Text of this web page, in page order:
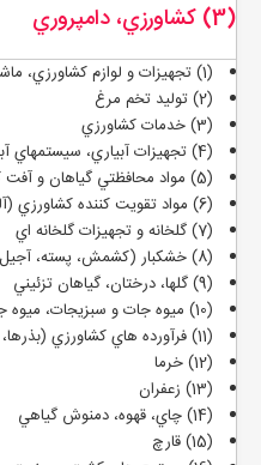
(3) كشاورزي، دامپروري
(1) تجهيزات و لوازم کشاورزي، ماشين آلات کشاورزي و جنگلداري
(2) توليد تخم مرغ
(3) خدمات کشاورزي
(4) تجهيزات آبياري، سيستمهاي آبياري، استخرهاي كشاورزي
(5) مواد محافظتي گياهان و آفت کشها، حشره كش ها
(6) مواد تقويت کننده كشاورزي (آلي، بيولوژيك، شيميايي)، كودها
(7) گلخانه و تجهيزات گلخانه اي
(8) خشكبار (كشمش، پسته، آجيل و...)
(9) گلها، درختان، گياهان تزئيني
(10) ميوه جات و سبزيجات، ميوه جات خشک
(11) فرآورده هاي كشاورزي (بذرها، حبوبات، برنج و...)
(12) خرما
(13) زعفران
(14) چاي، قهوه، دمنوش گياهي
(15) قارچ